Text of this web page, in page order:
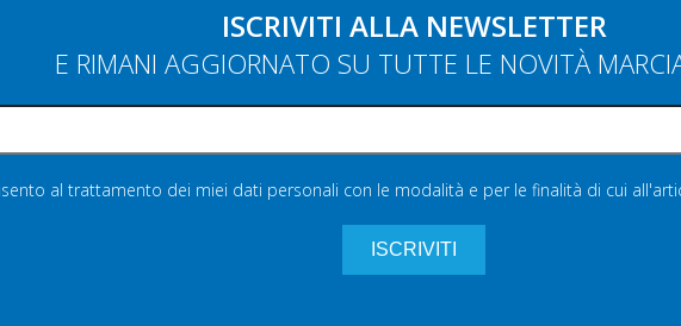
ISCRIVITI ALLA NEWSLETTER
E RIMANI AGGIORNATO SU TUTTE LE NOVITÀ
al trattamento dei miei dati personali con le modalità e per le finalità di cui